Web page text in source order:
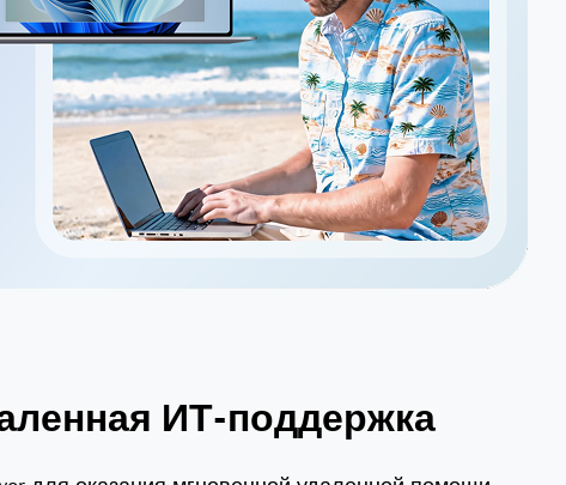
ИТ-поддержка